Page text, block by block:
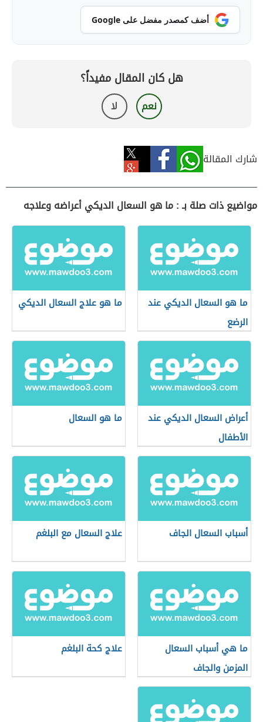
أضف كمصدر مفضل على Google
هل كان المقال مفيداً؟
نعم لا
شارك المقالة
مواضيع ذات صلة بـ : ما هو السعال الديكي أعراضه وعلاجه
ما هو السعال الديكي عند
الرضع
ما هو علاج السعال الديكي
أعراض السعال الديكي عند
الأطفال
ما هو السعال
أسباب السعال الجاف علاج السعال مع البلغم
ما هي أسباب السعال
المزمن والجاف
علاج كحة البلغم